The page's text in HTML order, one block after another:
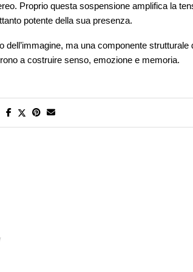
Proprio questa sospensione amplifica la
potente della sua presenza.
ma una componente strutturale
a costruire senso, emozione e memoria.